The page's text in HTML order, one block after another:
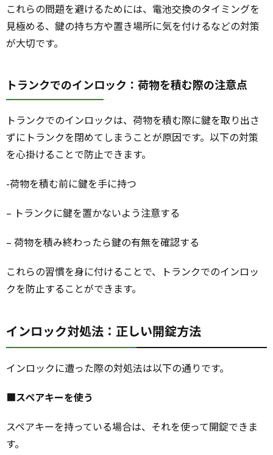
これらの問題を避けるためには、電池交換のタイミングを
見極める、鍵の持ち方や置き場所に気を付けるなどの対策
が大切です。
トランクでのインロック：荷物を積む際の注意点
トランクでのインロックは、荷物を積む際に鍵を取り出さ
ずにトランクを閉めてしまうことが原因です。以下の対策
を心掛けることで防止できます。
-荷物を積む前に鍵を手に持つ
– トランクに鍵を置かないよう注意する
– 荷物を積み終わったら鍵の有無を確認する
これらの習慣を身に付けることで、トランクでのインロッ
クを防止することができます。
インロック対処法：正しい開錠方法
インロックに遭った際の対処法は以下の通りです。
■スペアキーを使う
スペアキーを持っている場合は、それを使って開錠できま
す。